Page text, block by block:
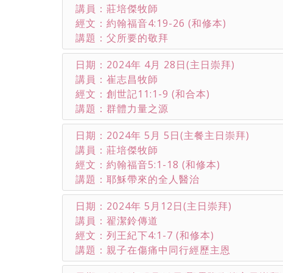
講員：莊培傑牧師
經文：約翰福音4:19-26 (和修本)
講題：父所要的敬拜
日期：2024年 4月 28日(主日崇拜)
講員：崔志昌牧師
經文：創世記11:1-9 (和合本)
講題：群體力量之源
日期：2024年 5月 5日(主餐主日崇拜)
講員：莊培傑牧師
經文：約翰福音5:1-18 (和修本)
講題：耶穌帶來的全人醫治
日期：2024年 5月12日(主日崇拜)
講員：翟潔鈴傳道
經文：列王紀下4:1-7 (和修本)
講題：親子在傷痛中同行經歷主恩